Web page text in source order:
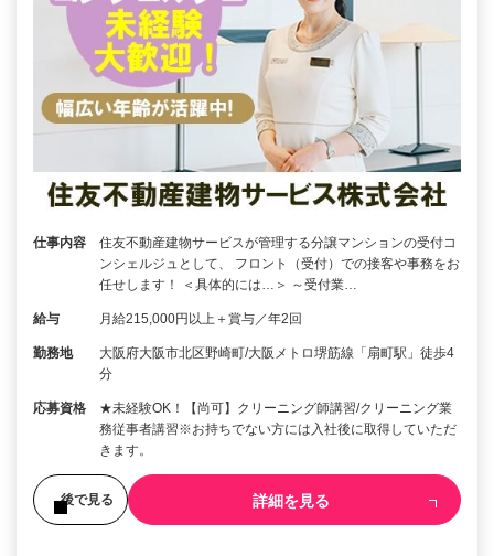
仕事内容
住友不動産建物サービスが管理する分譲マンションの受付コ
ンシェルジュとして、 フロント（受付）での接客や事務をお
任せします！ ＜具体的には…＞ ～受付業…
給与 月給215,000円以上＋賞与／年2回
勤務地
大阪府大阪市北区野崎町/大阪メトロ堺筋線「扇町駅」徒歩4
分
応募資格
★未経験OK！【尚可】クリーニング師講習/クリーニング業
務従事者講習※お持ちでない方には入社後に取得していただ
きます。
後で見る 詳細を見る